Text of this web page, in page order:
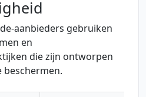
aanbieders gebruiken
en
die zijn ontworpen